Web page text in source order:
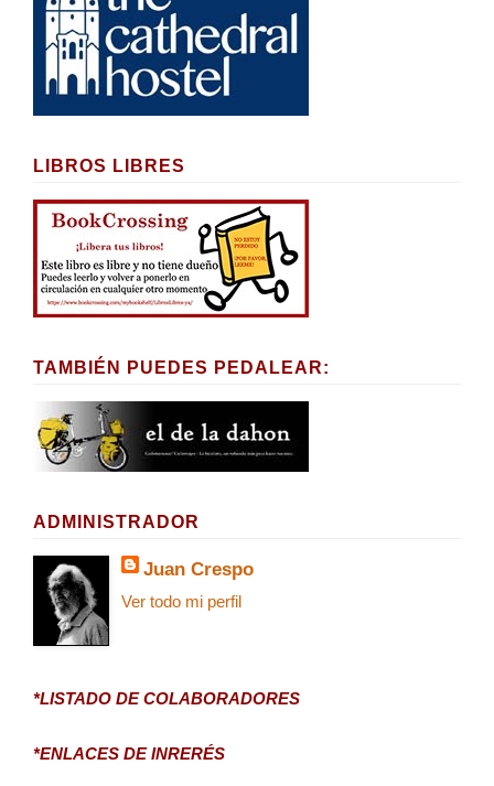
LIBROS LIBRES
TAMBIÉN PUEDES PEDALEAR:
ADMINISTRADOR
Juan Crespo
Ver todo mi perfil
*LISTADO DE COLABORADORES
*ENLACES DE INRERÉS